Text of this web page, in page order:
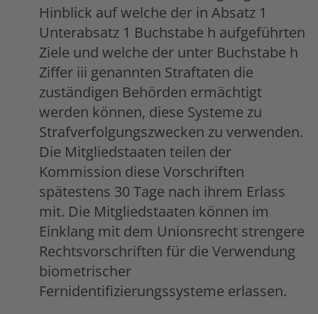
Hinblick auf welche der in Absatz 1
Unterabsatz 1 Buchstabe h aufgeführten
Ziele und welche der unter Buchstabe h
Ziffer iii genannten Straftaten die
zuständigen Behörden ermächtigt
werden können, diese Systeme zu
Strafverfolgungszwecken zu verwenden.
Die Mitgliedstaaten teilen der
Kommission diese Vorschriften
spätestens 30 Tage nach ihrem Erlass
mit. Die Mitgliedstaaten können im
Einklang mit dem Unionsrecht strengere
Rechtsvorschriften für die Verwendung
biometrischer
Fernidentifizierungssysteme erlassen.